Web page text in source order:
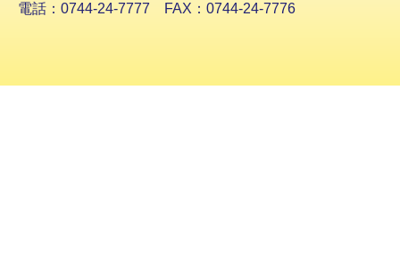
電話：0744-24-7777 FAX：0744-24-7776